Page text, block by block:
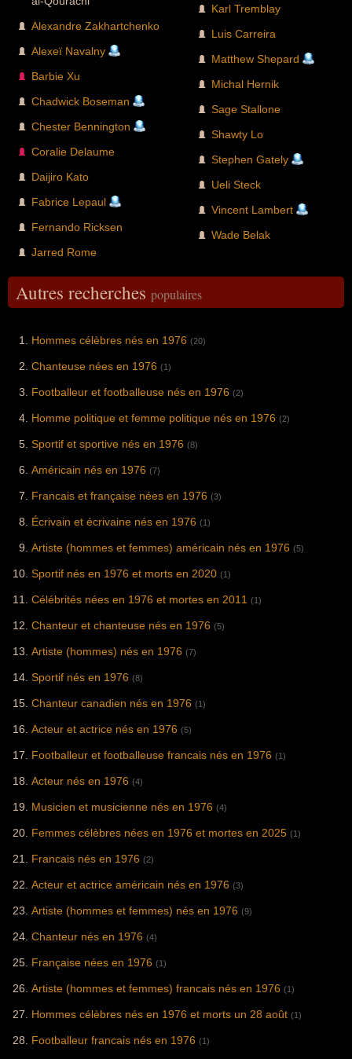
Alexandre Zakhartchenko
Alexeï Navalny
Barbie Xu
Chadwick Boseman
Chester Bennington
Coralie Delaume
Daijiro Kato
Fabrice Lepaul
Fernando Ricksen
Jarred Rome
Karl Tremblay
Luis Carreira
Matthew Shepard
Michal Hernik
Sage Stallone
Shawty Lo
Stephen Gately
Ueli Steck
Vincent Lambert
Wade Belak
Autres recherches populaires
Hommes célèbres nés en 1976 (20)
Chanteuse nées en 1976 (1)
Footballeur et footballeuse nés en 1976 (2)
Homme politique et femme politique nés en 1976 (2)
Sportif et sportive nés en 1976 (8)
Américain nés en 1976 (7)
Francais et française nées en 1976 (3)
Écrivain et écrivaine nés en 1976 (1)
Artiste (hommes et femmes) américain nés en 1976 (5)
Sportif nés en 1976 et morts en 2020 (1)
Célébrités nées en 1976 et mortes en 2011 (1)
Chanteur et chanteuse nés en 1976 (5)
Artiste (hommes) nés en 1976 (7)
Sportif nés en 1976 (8)
Chanteur canadien nés en 1976 (1)
Acteur et actrice nés en 1976 (5)
Footballeur et footballeuse francais nés en 1976 (1)
Acteur nés en 1976 (4)
Musicien et musicienne nés en 1976 (4)
Femmes célèbres nées en 1976 et mortes en 2025 (1)
Francais nés en 1976 (2)
Acteur et actrice américain nés en 1976 (3)
Artiste (hommes et femmes) nés en 1976 (9)
Chanteur nés en 1976 (4)
Française nées en 1976 (1)
Artiste (hommes et femmes) francais nés en 1976 (1)
Hommes célèbres nés en 1976 et morts un 28 août (1)
Footballeur francais nés en 1976 (1)